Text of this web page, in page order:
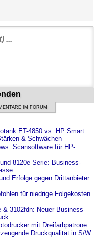
IM FORUM
ET-4850 vs. HP Smart
& Schwächen
Scansoftware für HP-
8120e-Serie: Business-
Erfolge gegen Drittanbieter
für niedrige Folgekosten
& 3102fdn: Neuer Business-
mit Dreifarbpatrone
Druckqualität in S/W